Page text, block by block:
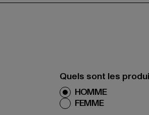
Quels sont les
HOMME
FEMME